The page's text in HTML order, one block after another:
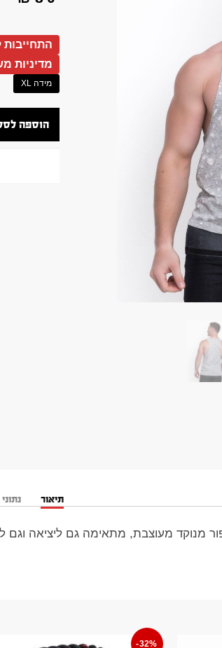
התחייבות
מדיניות
מידה XL
הוספה
תיאור
מנוקד מעוצבת, מתאימה גם ליציאה וגם
-32%